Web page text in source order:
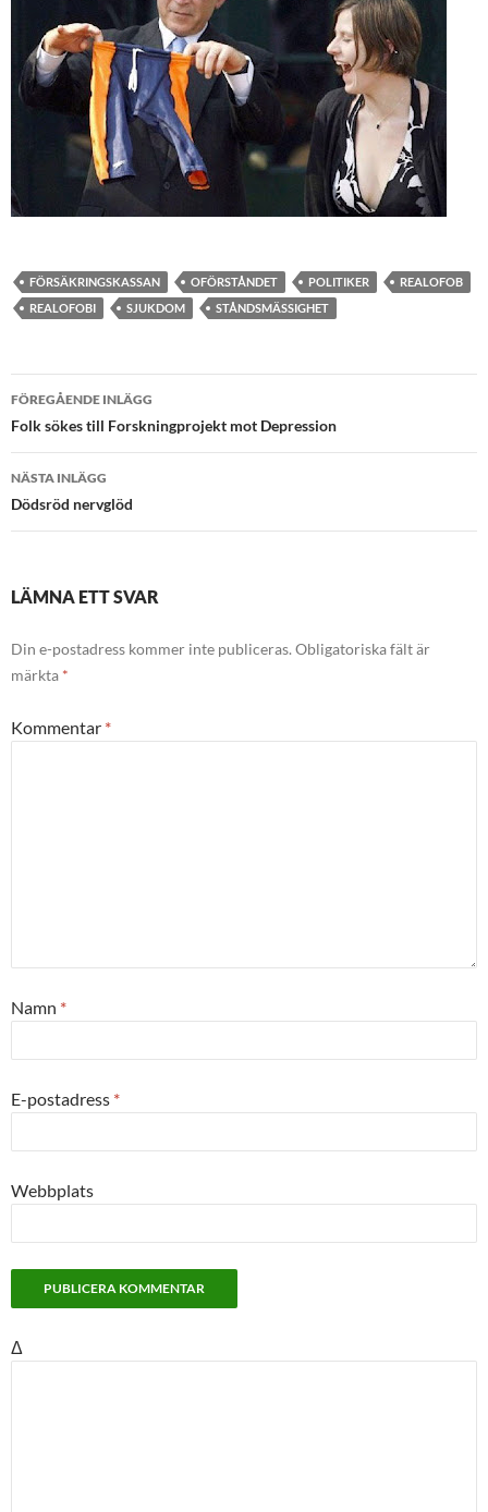
FÖRSÄKRINGSKASSAN OFÖRSTÅNDET POLITIKER
REALOFOB
REALOFOBI
SJUKDOM STÅNDSMÄSSIGHET
Inläggsnavigering
FÖREGÅENDE INLÄGG
Folk sökes till Forskningprojekt mot Depression
NÄSTA INLÄGG
Dödsröd nervglöd
LÄMNA ETT SVAR
Din e-postadress kommer inte publiceras. Obligatoriska fält är
märkta *
Kommentar *
Namn *
E-postadress *
Webbplats
Δ